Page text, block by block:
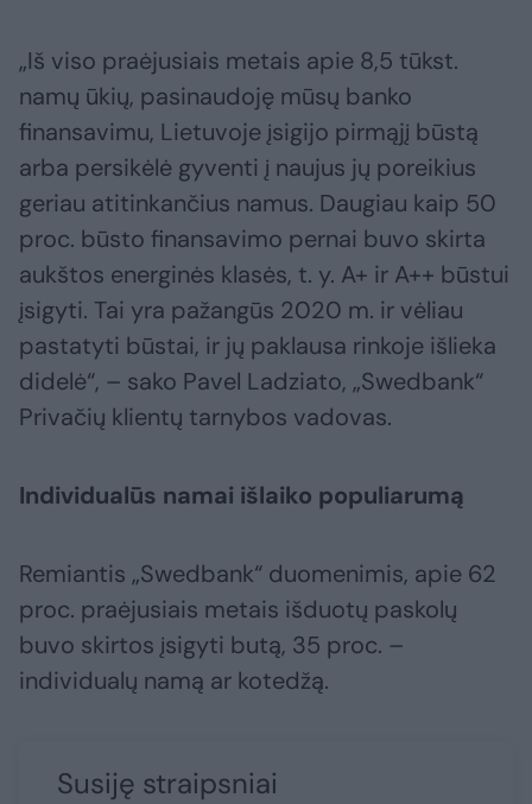
„Iš viso praėjusiais metais apie 8,5 tūkst.
namų ūkių, pasinaudoję mūsų banko
finansavimu, Lietuvoje įsigijo pirmąjį būstą
arba persikėlė gyventi į naujus jų poreikius
geriau atitinkančius namus. Daugiau kaip 50
proc. būsto finansavimo pernai buvo skirta
aukštos energinės klasės, t. y. A+ ir A++ būstui
įsigyti. Tai yra pažangūs 2020 m. ir vėliau
pastatyti būstai, ir jų paklausa rinkoje išlieka
didelė“, – sako Pavel Ladziato, „Swedbank“
Privačių klientų tarnybos vadovas.
Individualūs namai išlaiko populiarumą
Remiantis „Swedbank“ duomenimis, apie 62
proc. praėjusiais metais išduotų paskolų
buvo skirtos įsigyti butą, 35 proc. –
individualų namą ar kotedžą.
Susiję straipsniai